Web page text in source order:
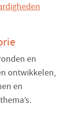
en
ontwikkelen,
en